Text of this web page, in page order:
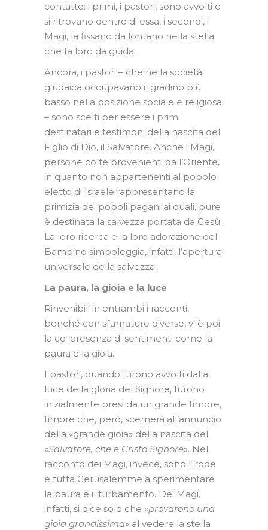
contatto: i primi, i pastori, sono avvolti e
si ritrovano dentro di essa, i secondi, i
Magi, la fissano da lontano nella stella
che fa loro da guida.
Ancora, i pastori – che nella società
giudaica occupavano il gradino più
basso nella posizione sociale e religiosa
– sono scelti per essere i primi
destinatari e testimoni della nascita del
Figlio di Dio, il Salvatore. Anche i Magi,
persone colte provenienti dall’Oriente,
in quanto non appartenenti al popolo
eletto di Israele rappresentano la
primizia dei popoli pagani ai quali, pure
è destinata la salvezza portata da Gesù.
La loro ricerca e la loro adorazione del
Bambino simboleggia, infatti, l’apertura
universale della salvezza.
La paura, la gioia e la luce
Rinvenibili in entrambi i racconti,
benché con sfumature diverse, vi è poi
la co-presenza di sentimenti come la
paura e la gioia.
I pastori, quando furono avvolti dalla
luce della gloria del Signore, furono
inizialmente presi da un grande timore,
timore che, però, scemerà all’annuncio
della «grande gioia» della nascita del
«Salvatore, che è Cristo Signore». Nel
racconto dei Magi, invece, sono Erode
e tutta Gerusalemme a sperimentare
la paura e il turbamento. Dei Magi,
infatti, si dice solo che «provarono una
gioia grandissima» al vedere la stella